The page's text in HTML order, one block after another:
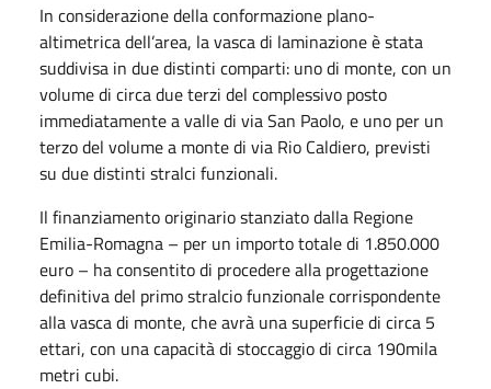
In considerazione della conformazione plano-
altimetrica dell’area, la vasca di laminazione è stata
suddivisa in due distinti comparti: uno di monte, con un
volume di circa due terzi del complessivo posto
immediatamente a valle di via San Paolo, e uno per un
terzo del volume a monte di via Rio Caldiero, previsti
su due distinti stralci funzionali.
Il finanziamento originario stanziato dalla Regione
Emilia-Romagna – per un importo totale di 1.850.000
euro – ha consentito di procedere alla progettazione
definitiva del primo stralcio funzionale corrispondente
alla vasca di monte, che avrà una superficie di circa 5
ettari, con una capacità di stoccaggio di circa 190mila
metri cubi.